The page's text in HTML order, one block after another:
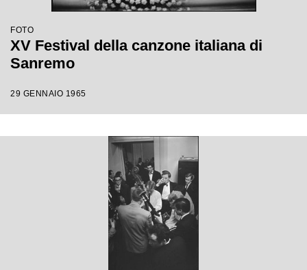
FOTO
XV Festival della canzone italiana di
Sanremo
29 GENNAIO 1965